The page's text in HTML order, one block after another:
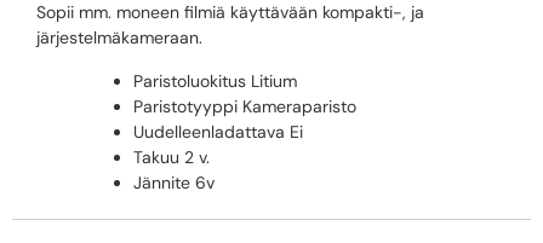
Sopii mm. moneen filmiä käyttävään kompakti-, ja
järjestelmäkameraan.
Paristoluokitus Litium
Paristotyyppi Kameraparisto
Uudelleenladattava Ei
Takuu 2 v.
Jännite 6v